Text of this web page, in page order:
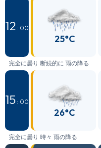
12 : 00
25°C
完全に曇り 断続的に 雨の降る
15 : 00
26°C
完全に曇り 時々 雨の降る